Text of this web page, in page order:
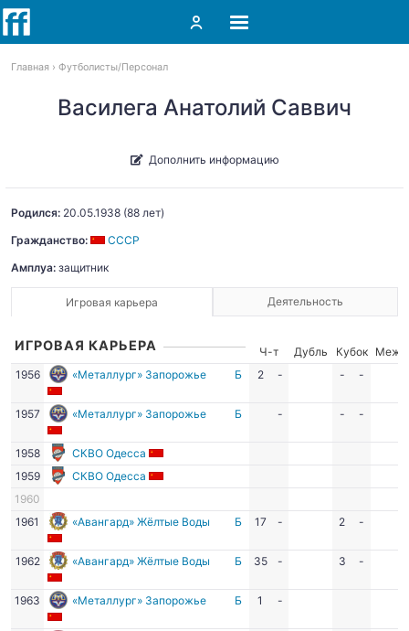
Главная Футболисты Персонал
Василега Анатолий Саввич
Дополнить информацию
Родился: 20.05.1938 (88 лет)
Гражданство:
СССР
Амплуа: защитник
Игровая карьера Деятельность
ИГРОВАЯ КАРЬЕРА Ч-т Дубль Кубок
Межд.
1956
«Металлург» Запорожье Б 2 - - -
1957 «Металлург» Запорожье Б - - -
1958
СКВО Одесса
1959
СКВО Одесса
1960
1961
«Авангард» Жёлтые Воды Б 17 - 2 -
1962 «Авангард» Жёлтые Воды Б 35 - 3 -
1963 «Металлург» Запорожье Б 1 -